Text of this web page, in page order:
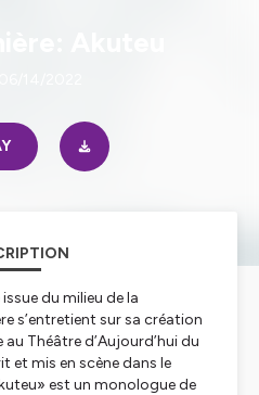
du milieu de la
s’entretient sur sa création
Théâtre d’Aujourd’hui du
et mis en scène dans le
est un monologue de